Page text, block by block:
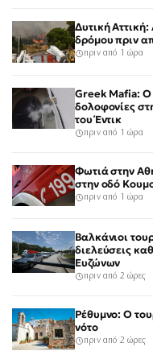
Δυτική
δρόμου πριν
πριν από 1 ώρα
Greek Mafia: Ο
δολοφονίες
του Έντικ
πριν από 1 ώρα
Φωτιά στην
στην οδό
πριν από 1 ώρα
Βαλκάνιοι
διελεύσεις
Ευζώνων
πριν από 2 ώρες
Ρέθυμνο: Ο
νότο
πριν από 2 ώρες